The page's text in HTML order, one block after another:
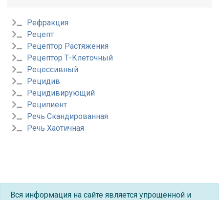
Рефракция
Рецепт
Рецептор Растяжения
Рецептор Т-Клеточный
Рецессивный
Рецидив
Рецидивирующий
Реципиент
Речь Скандированная
Речь Хаотичная
Вся информация на сайте является упрощённой и